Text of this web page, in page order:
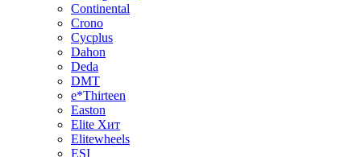
Continental
Crono
Cycplus
Dahon
Deda
DMT
e*Thirteen
Easton
Elite Хит
Elitewheels
ESI